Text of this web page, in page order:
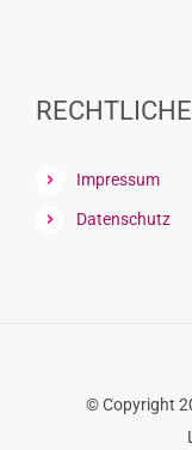
Impressum
Datenschutz
© Copyright